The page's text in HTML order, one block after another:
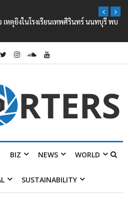
เหตุยิงในโรงเรียนเทพศิรินทร์ นนทบุรี พบ
BIZ NEWS WORLD
SUSTAINABILITY